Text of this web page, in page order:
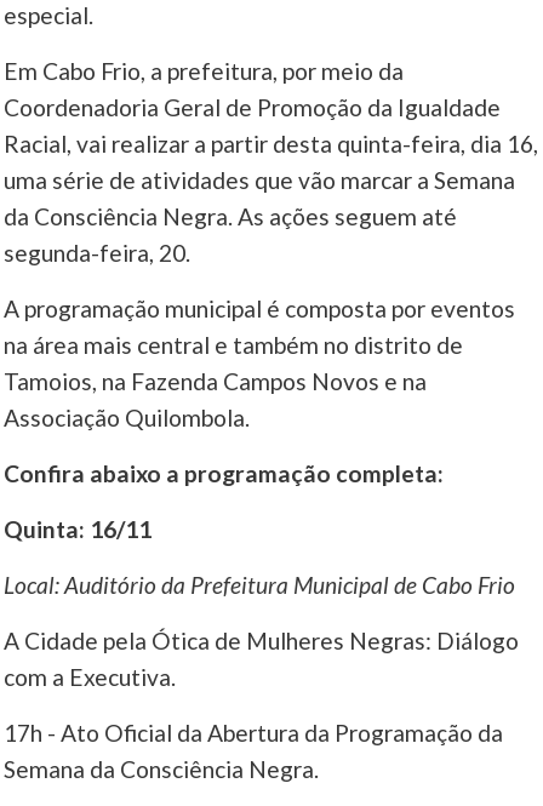
especial.
Em Cabo Frio, a prefeitura, por meio da
Coordenadoria Geral de Promoção da Igualdade
Racial, vai realizar a partir desta quinta-feira, dia 16,
uma série de atividades que vão marcar a Semana
da Consciência Negra. As ações seguem até
segunda-feira, 20.
A programação municipal é composta por eventos
na área mais central e também no distrito de
Tamoios, na Fazenda Campos Novos e na
Associação Quilombola.
Confira abaixo a programação completa:
Quinta: 16/11
Local: Auditório da Prefeitura Municipal de Cabo Frio
A Cidade pela Ótica de Mulheres Negras: Diálogo
com a Executiva.
17h - Ato Oficial da Abertura da Programação da
Semana da Consciência Negra.